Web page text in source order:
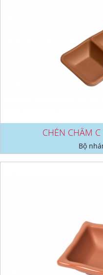
CHÉN CHẤM
Bộ